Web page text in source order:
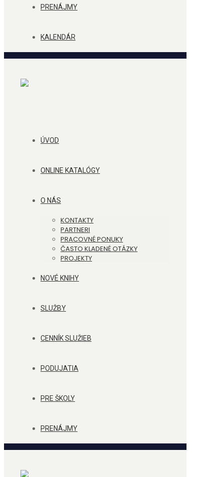
PRENÁJMY
KALENDÁR
ÚVOD
ONLINE KATALÓGY
O NÁS
KONTAKTY
PARTNERI
PRACOVNÉ PONUKY
ČASTO KLADENÉ OTÁZKY
PROJEKTY
NOVÉ KNIHY
SLUŽBY
CENNÍK SLUŽIEB
PODUJATIA
PRE ŠKOLY
PRENÁJMY